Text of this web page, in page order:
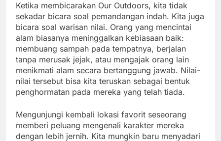
Ketika membicarakan Our Outdoors, kita tidak
sekadar bicara soal pemandangan indah. Kita juga
bicara soal warisan nilai. Orang yang mencintai
alam biasanya meninggalkan kebiasaan baik:
membuang sampah pada tempatnya, berjalan
tanpa merusak jejak, atau mengajak orang lain
menikmati alam secara bertanggung jawab. Nilai-
nilai tersebut bisa kita teruskan sebagai bentuk
penghormatan pada mereka yang telah tiada.
Mengunjungi kembali lokasi favorit seseorang
memberi peluang mengenali karakter mereka
dengan lebih jernih. Kita mungkin baru menyadari